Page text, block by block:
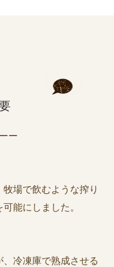
ー
場で飲むような搾り
能にしました。
冷凍庫で熟成させる